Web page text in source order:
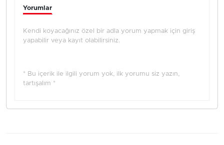
Yorumlar
Kendi koyacağınız özel bir adla yorum yapmak için giriş
yapabilir veya kayıt olabilirsiniz.
* Bu içerik ile ilgili yorum yok, ilk yorumu siz yazın,
tartışalım *